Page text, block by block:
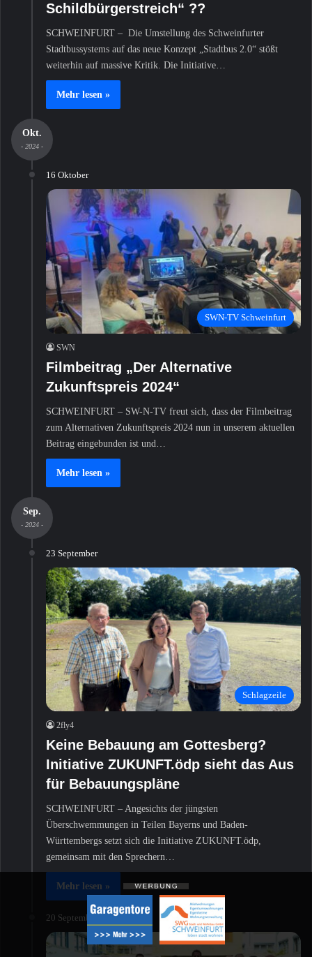
Schildbürgerstreich“ ??
SCHWEINFURT – Die Umstellung des Schweinfurter
Stadtbussystems auf das neue Konzept „Stadtbus 2.0“ stößt
weiterhin auf massive Kritik. Die Initiative…
Mehr lesen »
Okt.
- 2024 -
16 Oktober
SWN-TV Schweinfurt
SWN
Filmbeitrag „Der Alternative
Zukunftspreis 2024“
SCHWEINFURT – SW-N-TV freut sich, dass der Filmbeitrag
zum Alternativen Zukunftspreis 2024 nun in unserem aktuellen
Beitrag eingebunden ist und…
Mehr lesen »
Sep.
- 2024 -
23 September
Schlagzeile
2fly4
Keine Bebauung am Gottesberg?
Initiative ZUKUNFT.ödp sieht das Aus
für Bebauungspläne
SCHWEINFURT – Angesichts der jüngsten
Überschwemmungen in Teilen Bayerns und Baden-
Württembergs setzt sich die Initiative ZUKUNFT.ödp,
gemeinsam mit den Sprechern…
Mehr lesen »
20 September